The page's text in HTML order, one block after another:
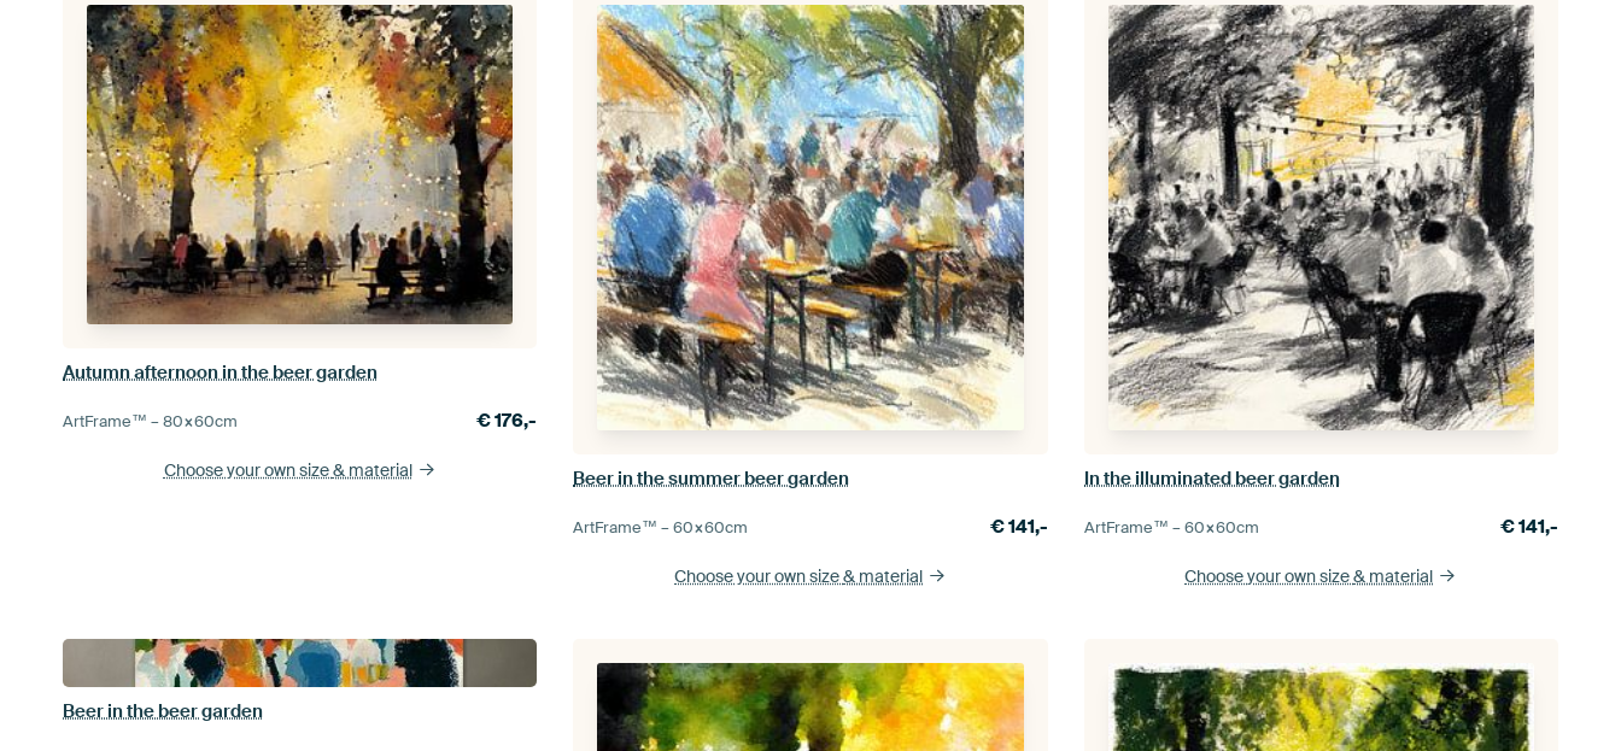
Autumn afternoon in the beer garden
ArtFrame™ –80×60cm €176,-
Choose your own size& material Beer in the summer beer garden
ArtFrame™ –60×60cm €141,-
Choose your own size& material
In the illuminated beer garden
ArtFrame™ –60×60cm €141,-
Choose your own size& material
Beer in the beer garden